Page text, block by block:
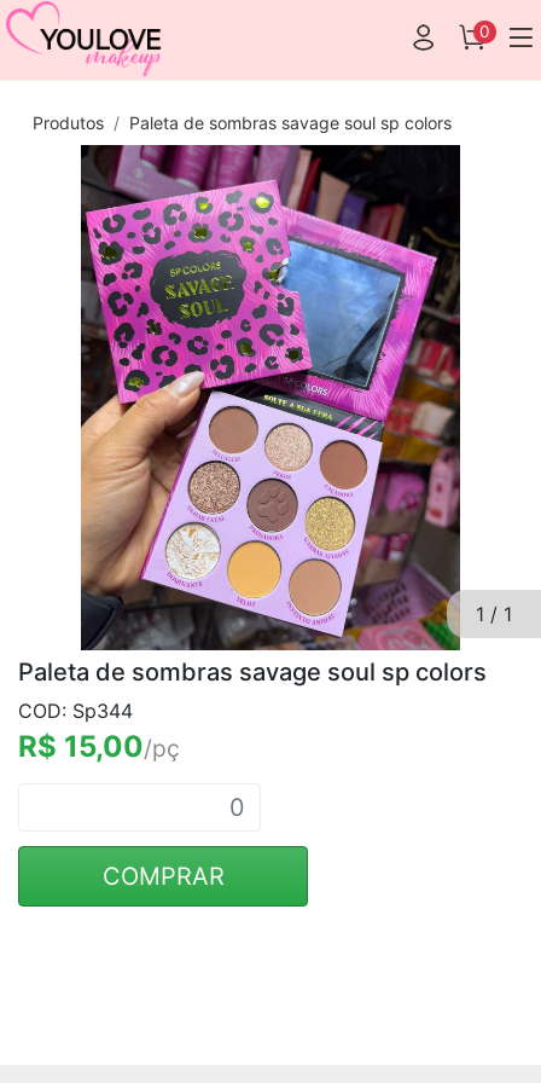
0
Produtos Paleta de sombras savage soul sp colors
1 / 1
Paleta de sombras savage soul sp colors
COD: Sp344
R$ 15,00/pç
COMPRAR